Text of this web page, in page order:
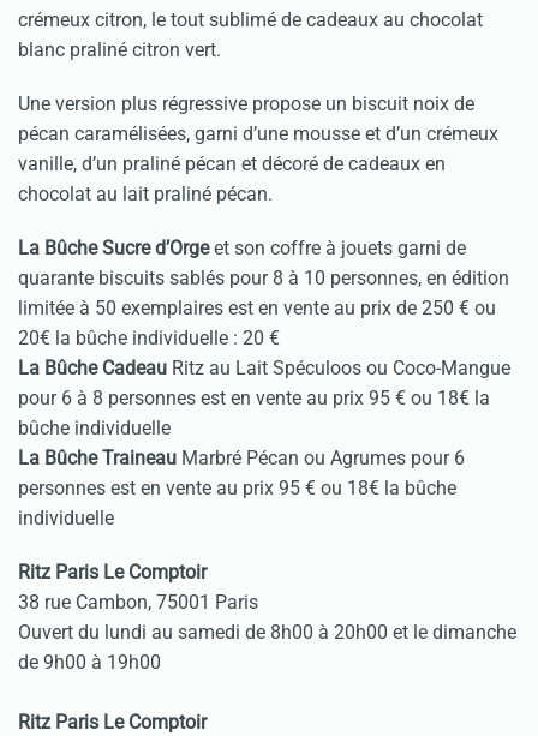
crémeux citron, le tout sublimé de cadeaux au chocolat
blanc praliné citron vert.
Une version plus régressive propose un biscuit noix de
pécan caramélisées, garni d’une mousse et d’un crémeux
vanille, d’un praliné pécan et décoré de cadeaux en
chocolat au lait praliné pécan.
La Bûche Sucre d’Orgeet son coffre à jouets garni de
quarante biscuits sablés pour 8 à 10 personnes, en édition
limitée à 50 exemplaires est en vente au prix de 250 € ou
20€ la bûche individuelle : 20 €
La Bûche Cadeau Ritz au Lait Spéculoos ou Coco-Mangue
pour 6 à 8 personnes est en vente au prix 95 € ou 18€ la
bûche individuelle
La Bûche Traineau Marbré Pécan ou Agrumes pour 6
personnes est en vente au prix 95 € ou 18€ la bûche
individuelle
Ritz Paris Le Comptoir
38 rue Cambon, 75001 Paris
Ouvert du lundi au samedi de 8h00 à 20h00 et le dimanche
de 9h00 à 19h00
Ritz Paris Le Comptoir